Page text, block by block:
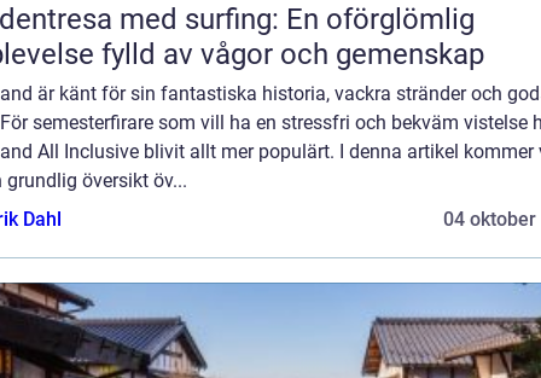
med surfing: En oförglömlig
fylld av vågor och gemenskap
är känt för sin fantastiska historia, vackra stränder och
semesterfirare som vill ha en stressfri och bekväm vistelse
All Inclusive blivit allt mer populärt. I denna artikel kommer
grundlig översikt öv...
Dahl
04 oktober